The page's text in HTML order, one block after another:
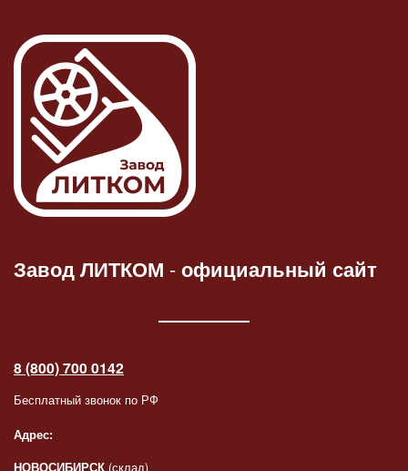
Завод ЛИТКОМ -официальный сайт
8 (800) 700 0142
Бесплатный звонок по РФ
Адрес:
НОВОСИБИРСК (склад)